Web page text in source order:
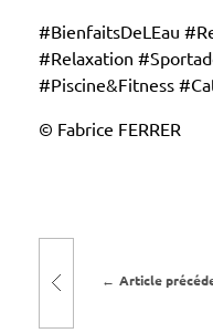
t
n
e
s
#BienfaitsDeLEau
#Relaxation
#Piscine&Fitness
© Fabrice FERRER
Article